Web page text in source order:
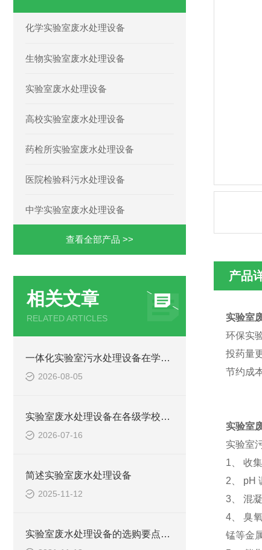
化学实验室废水处理设备
生物实验室废水处理设备
实验室废水处理设备
高校实验室废水处理设备
药检所实验室废水处理设备
医院检验科污水处理设备
中学实验室废水处理设备
查看全部产品 >>
相关文章
RELATED ARTICLES
一体化实验室污水处理设备在学校化学实验室的应用
2026-08-05
实验室废水处理设备在各级学校的应用
2026-07-16
简述实验室废水处理设备
2025-11-12
实验室废水处理设备的选购要点，你知道多少？
产品
实验室
环保实
投药量
节约成本
实验室
实验室
1、 收
2、 pH
3、 混
4、 臭
锰等金